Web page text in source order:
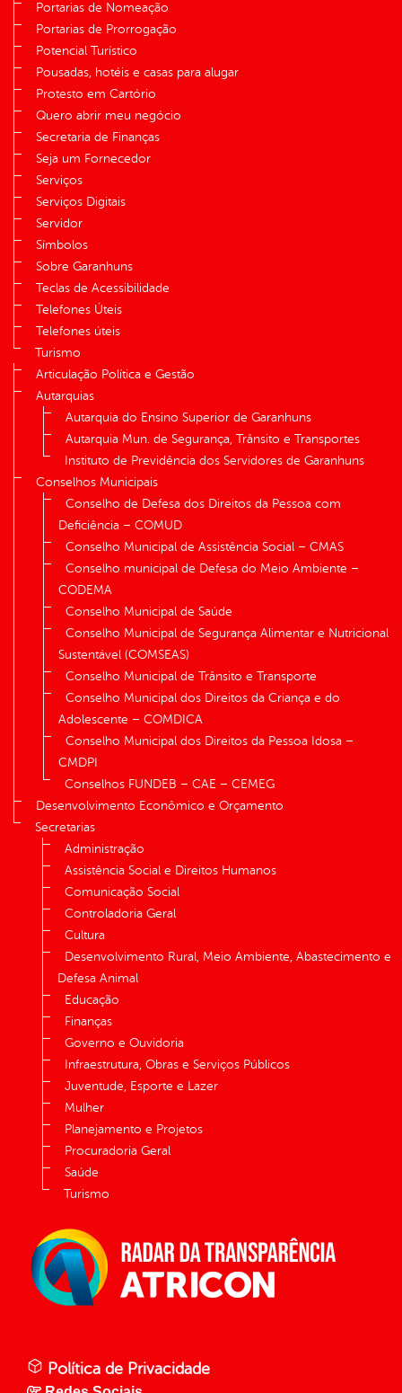
Portarias de Nomeação
Portarias de Prorrogação
Potencial Turístico
Pousadas, hotéis e casas para alugar
Protesto em Cartório
Quero abrir meu negócio
Secretaria de Finanças
Seja um Fornecedor
Serviços
Serviços Digitais
Servidor
Símbolos
Sobre Garanhuns
Teclas de Acessibilidade
Telefones Úteis
Telefones úteis
Turismo
Articulação Política e Gestão
Autarquias
Autarquia do Ensino Superior de Garanhuns
Autarquia Mun. de Segurança, Trânsito e Transportes
Instituto de Previdência dos Servidores de Garanhuns
Conselhos Municipais
Conselho de Defesa dos Direitos da Pessoa com
Deficiência – COMUD
Conselho Municipal de Assistência Social – CMAS
Conselho municipal de Defesa do Meio Ambiente –
CODEMA
Conselho Municipal de Saúde
Conselho Municipal de Segurança Alimentar e Nutricional
Sustentável (COMSEAS)
Conselho Municipal de Trânsito e Transporte
Conselho Municipal dos Direitos da Criança e do
Adolescente – COMDICA
Conselho Municipal dos Direitos da Pessoa Idosa –
CMDPI
Conselhos FUNDEB – CAE – CEMEG
Desenvolvimento Econômico e Orçamento
Secretarias
Administração
Assistência Social e Direitos Humanos
Comunicação Social
Controladoria Geral
Cultura
Desenvolvimento Rural, Meio Ambiente, Abastecimento e
Defesa Animal
Educação
Finanças
Governo e Ouvidoria
Infraestrutura, Obras e Serviços Públicos
Juventude, Esporte e Lazer
Mulher
Planejamento e Projetos
Procuradoria Geral
Saúde
Turismo
Política de Privacidade